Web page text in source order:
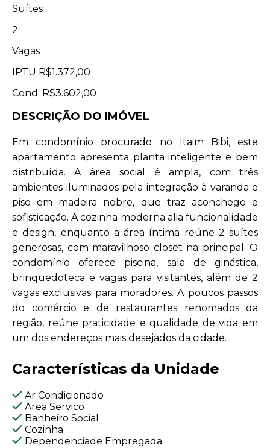
Suítes
2
Vagas
IPTU R$1.372,00
Cond. R$3.602,00
DESCRIÇÃO DO IMÓVEL
Em condomínio procurado no Itaim Bibi, este
apartamento apresenta planta inteligente e bem
distribuída. A área social é ampla, com três
ambientes iluminados pela integração à varanda e
piso em madeira nobre, que traz aconchego e
sofisticação. A cozinha moderna alia funcionalidade
e design, enquanto a área íntima reúne 2 suítes
generosas, com maravilhoso closet na principal. O
condomínio oferece piscina, sala de ginástica,
brinquedoteca e vagas para visitantes, além de 2
vagas exclusivas para moradores. A poucos passos
do comércio e de restaurantes renomados da
região, reúne praticidade e qualidade de vida em
um dos endereços mais desejados da cidade.
Características da Unidade
Ar Condicionado
Area Servico
Banheiro Social
Cozinha
Dependenciade Empregada